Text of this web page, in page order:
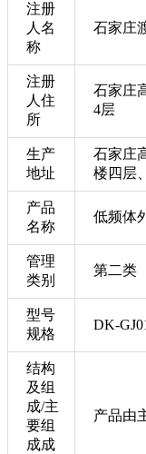
注册
人名
称
石家庄
注册
人住
所
石家庄
4层
生产
地址
石家庄
楼四层
产品
名称
低频体
管理
类别
第二类
型号
规格
DK-
结构
及组
成/主
要组
成成
产品由